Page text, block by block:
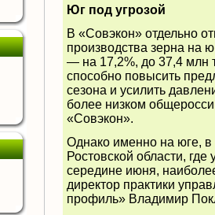
Юг под угрозой
В «Совэкон» отдельно
производства зерна на
— на 17,2%, до 37,4 млн
способно повысить
сезона и усилить
более низком
«Совэкон».
Однако именно на юге, в
Ростовской области,
середине июня,
директор практики
профиль» Владимир